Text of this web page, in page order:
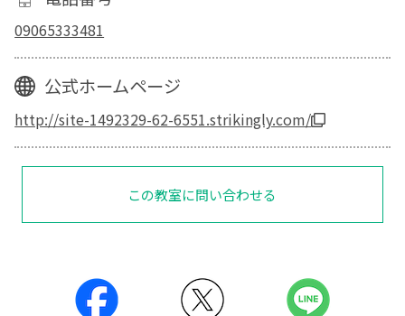
09065333481
公式ホームページ
http://site-1492329-62-6551.strikingly.com/
この教室に問い合わせる